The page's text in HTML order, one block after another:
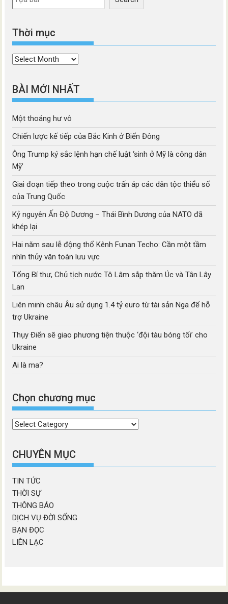
Thời mục
Thời
BÀI MỚI NHẤT
Một thoáng hư vô
Chiến lược kế tiếp của Bắc Kinh ở Biển Đông
Ông Trump ký sắc lệnh hạn chế luật ‘sinh ở Mỹ là công dân
Mỹ’
Giai đoạn tiếp theo trong cuộc trấn áp các dân tộc thiểu số
của Trung Quốc
Kỷ nguyên Ấn Độ Dương – Thái Bình Dương của NATO đã
khép lại
Hai năm sau lễ động thổ Kênh Funan Techo: Cần một tầm
nhìn thủy văn toàn lưu vực
Tổng Bí thư, Chủ tịch nước Tô Lâm sắp thăm Úc và Tân Lây
Lan
Liên minh châu Âu sử dụng 1.4 tỷ euro từ tài sản Nga để hỗ
trợ Ukraine
Thụy Điển sẽ giao phương tiện thuộc ‘đội tàu bóng tối’ cho
Ukraine
Ai là ma?
Chọn chương mục
Chọn
mục
CHUYÊN MỤC
TIN TỨC
THỜI SỰ
THÔNG BÁO
DỊCH VỤ ĐỜI SỐNG
BẠN ĐỌC
LIÊN LẠC